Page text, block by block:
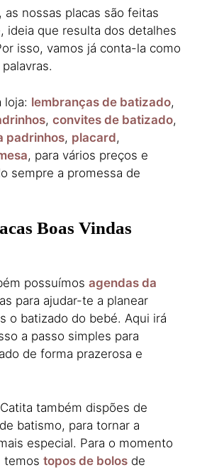
as nossas placas são feitas
ideia que resulta dos detalhes
isso, vamos já conta-la como
loja: lembranças de batizado,
, convites de batizado,
padrinhos, placard,
, para vários preços e
sempre a promessa de
Boas Vindas
possuímos agendas da
para ajudar-te a planear
o batizado do bebé. Aqui irá
a passo simples para
de forma prazerosa e
também dispões de
batismo, para tornar a
especial. Para o momento
temos topos de bolos de